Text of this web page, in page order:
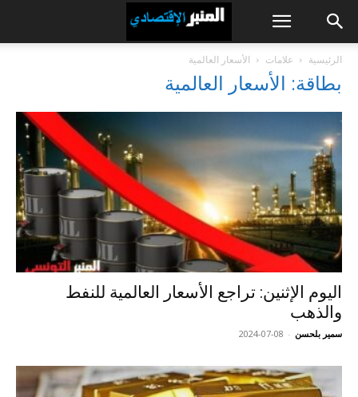
الرئيسية علامات الأسعار العالمية
بطاقة: الأسعار العالمية
اليوم الإثنين: تراجع الأسعار العالمية للنفط
والذهب
سمير بلحسن -
2024-07-08